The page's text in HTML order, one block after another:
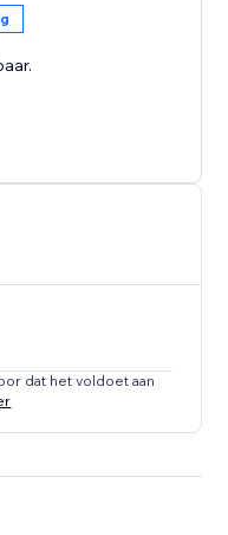
dat het voldoet aan